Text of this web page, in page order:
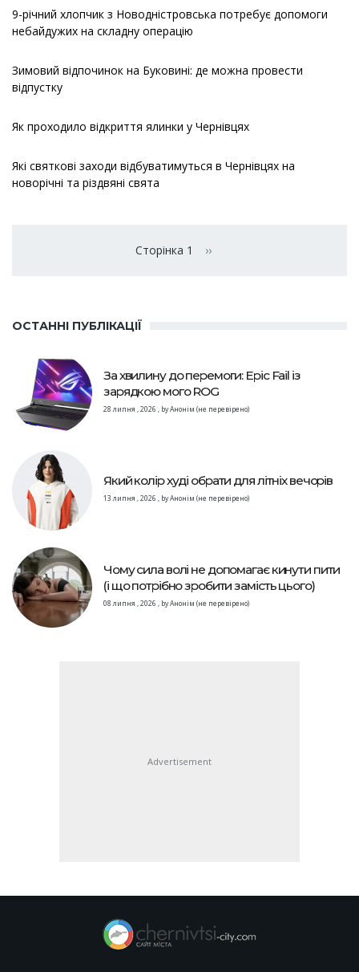
9-річний хлопчик з Новодністровська потребує допомоги
небайдужих на складну операцію
Зимовий відпочинок на Буковині: де можна провести
відпустку
Як проходило відкриття ялинки у Чернівцях
Які святкові заходи відбуватимуться в Чернівцях на
новорічні та різдвяні свята
Сторінка 1 Наступна сторінка
››
ОСТАННІ ПУБЛІКАЦІЇ
За хвилину до перемоги: Epic Fail із
зарядкою мого ROG
28 липня , 2026 , byАнонім (не перевірено)
Який колір худі обрати для літніх вечорів
13 липня , 2026 , byАнонім (не перевірено)
Чому сила волі не допомагає кинути пити
(і що потрібно зробити замість цього)
08 липня , 2026 , byАнонім (не перевірено)
Advertisement